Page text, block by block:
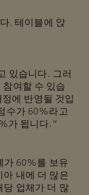
. 테이블에 앉
있습니다. 그러
여할 수 있습
에 반영될 것입
수가 60%라고
가 됩니다.”
가 60%를 보유
아 내에 더 많은
당 업체가 더 많